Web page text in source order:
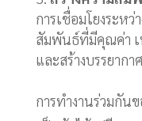
การเชื่อมโยงระหว่
สัมพันธ์ที่มีคุณค่า เ
และสร้างบรรยาก
การทำงานร่วมกัน